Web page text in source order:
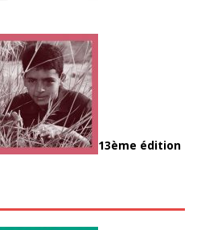
13ème édition